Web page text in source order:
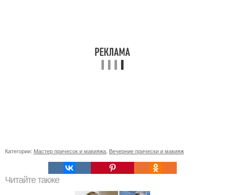
Категории: Мастер причесок и макияжа Вечерние прически и макияж
Читайте также